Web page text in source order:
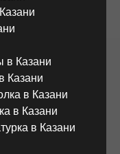
в Казани
Казани
в Казани
в Казани
в Казани